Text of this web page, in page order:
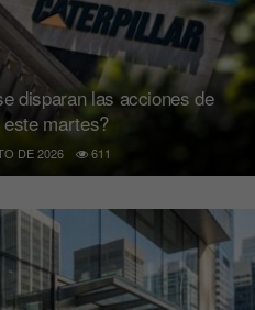
disparan las acciones de
martes?
DE 2026 611